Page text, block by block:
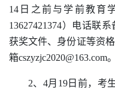
14日之前与学前教育
13627421374）电话联
获奖文件、身份证等资
箱cszyzjc2020@163.com
2、 4月19日前， 考